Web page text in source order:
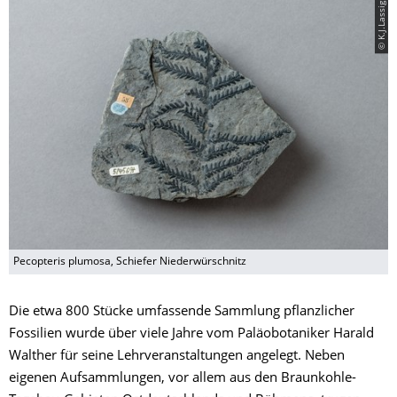
© K.J.Lassig
Pecopteris plumosa, Schiefer Niederwürschnitz
Die etwa 800 Stücke umfassende Sammlung pflanzlicher
Fossilien wurde über viele Jahre vom Paläobotaniker Harald
Walther für seine Lehrveranstaltungen angelegt. Neben
eigenen Aufsammlungen, vor allem aus den Braunkohle-